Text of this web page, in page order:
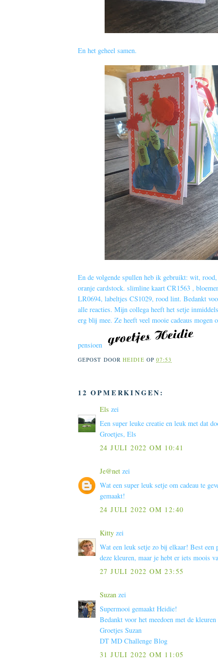
En het geheel samen.
En de volgende spullen heb ik gebruikt: wit,
oranje cardstock. slimline kaart CR1563 ,
LR0694, labeltjes CS1029, rood lint. Bedankt
alle reacties. Mijn collega heeft het setje
erg blij mee. Ze heeft veel mooie cadeaus mogen
pensioen
GEPOST DOORHEIDIE OP07:53
12 OPMERKINGEN:
Els zei
Een super leuke creatie en leuk met dat
Groetjes, Els
24 JULI 2022 OM 10:41
Je@net zei
Wat een super leuk setje om cadeau te
gemaakt!
24 JULI 2022 OM 12:40
Kitty zei
Wat een leuk setje zo bij elkaar! Best
deze kleuren, maar je hebt er iets moois
27 JULI 2022 OM 23:55
Suzan zei
Supermooi gemaakt Heidie!
Bedankt voor het meedoen met de
Groetjes Suzan
DT MD Challenge Blog
31 JULI 2022 OM 11:05